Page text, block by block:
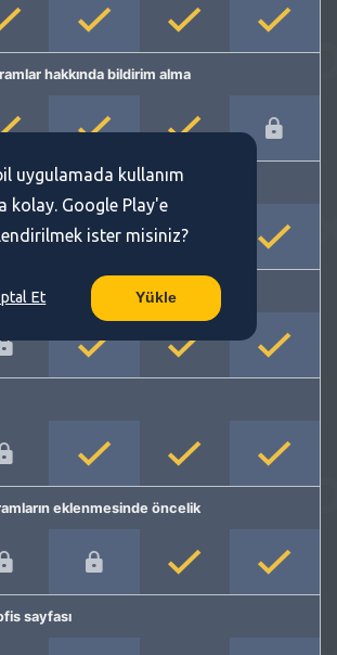
hakkında bildirim alma
eklenmesinde öncelik
sayfası
uygulamada kullanım
kolay. Google Play'e
ister misiniz?
Et Yükle